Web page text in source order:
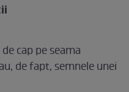
cap pe seama
de fapt, semnele unei